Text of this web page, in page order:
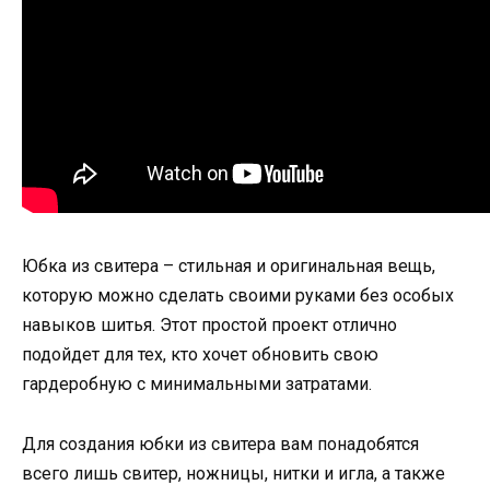
Юбка из свитера – стильная и оригинальная вещь,
которую можно сделать своими руками без особых
навыков шитья. Этот простой проект отлично
подойдет для тех, кто хочет обновить свою
гардеробную с минимальными затратами.
Для создания юбки из свитера вам понадобятся
всего лишь свитер, ножницы, нитки и игла, а также